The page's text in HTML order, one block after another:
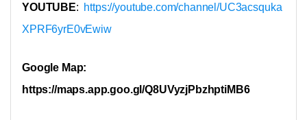
YOUTUBE: https://youtube.com/channel/UC3acsquka
XPRF6yrE0vEwiw
Google Map:
https://maps.app.goo.gl/Q8UVyzjPbzhptiMB6